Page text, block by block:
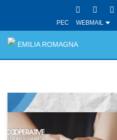
PEC WEBMAIL
EMILIA ROMAGNA